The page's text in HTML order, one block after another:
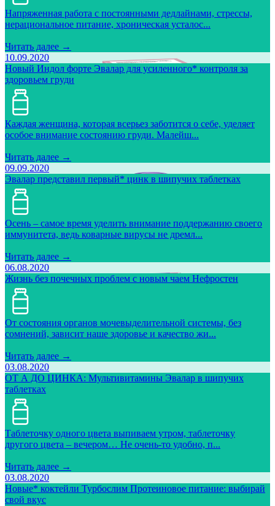
Напряженная работа с постоянными дедлайнами, стрессы,
нерациональное питание, хроническая усталос...
Читать далее →
10.09.2020
Новый Индол форте Эвалар для усиленного* контроля за
здоровьем груди
Каждая женщина, которая всерьез заботится о себе, уделяет
особое внимание состоянию груди. Малейш...
Читать далее →
09.09.2020
Эвалар представил первый* цинк в шипучих таблетках
Осень – самое время уделить внимание поддержанию своего
иммунитета, ведь коварные вирусы не дремл...
Читать далее →
06.08.2020
Жизнь без почечных проблем с новым чаем Нефростен
От состояния органов мочевыделительной системы, без
сомнений, зависит наше здоровье и качество жи...
Читать далее →
03.08.2020
ОТ А ДО ЦИНКА: Мультивитамины Эвалар в шипучих
таблетках
Таблеточку одного цвета выпиваем утром, таблеточку
другого цвета – вечером… Не очень-то удобно, п...
Читать далее →
03.08.2020
Новые* коктейли Турбослим Протеиновое питание: выбирай
свой вкус